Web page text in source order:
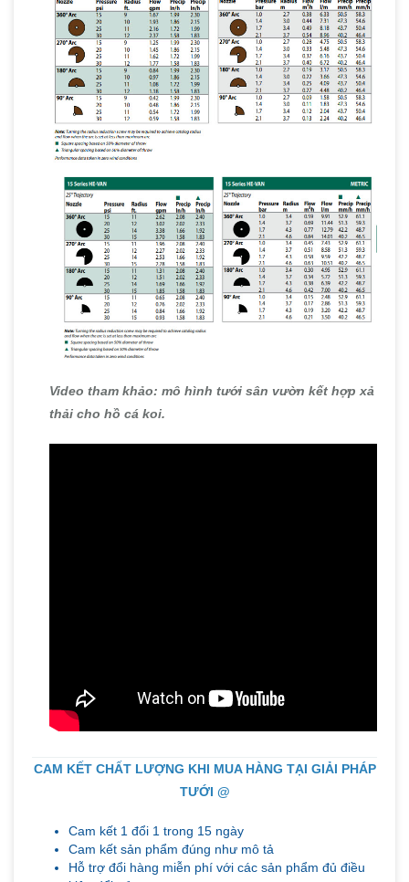
Video tham khảo: mô hình tưới sân vườn kết hợp xả
thải cho hồ cá koi.
CAM KẾT CHẤT LƯỢNG KHI MUA HÀNG TẠI GIẢI PHÁP
TƯỚI @
Cam kết 1 đổi 1 trong 15 ngày
Cam kết sản phẩm đúng như mô tả
Hỗ trợ đổi hàng miễn phí với các sản phẩm đủ điều